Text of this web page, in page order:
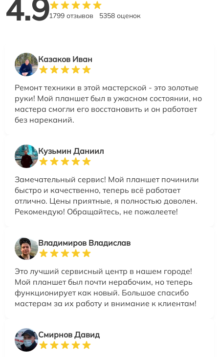
4.91799 отзывов 5358 оценок
Казаков Иван
Ремонт техники в этой мастерской - это золотые
руки! Мой планшет был в ужасном состоянии, но
мастера смогли его восстановить и он работает
без нареканий.
Кузьмин Даниил
Замечательный сервис! Мой планшет починили
быстро и качественно, теперь всё работает
отлично. Цены приятные, я полностью доволен.
Рекомендую! Обращайтесь, не пожалеете!
Владимиров Владислав
Это лучший сервисный центр в нашем городе!
Мой планшет был почти нерабочим, но теперь
функционирует как новый. Большое спасибо
мастерам за их работу и внимание к клиентам!
Смирнов Давид